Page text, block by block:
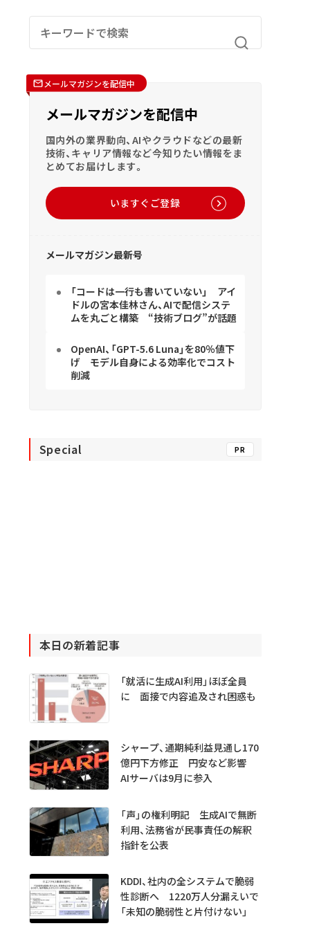
メールマガジンを配信中
メールマガジンを配信中
国内外の業界動向、AIやクラウドなどの最新
技術、キャリア情報など今知りたい情報をま
とめてお届けします。
いますぐご登録
メールマガジン最新号
「コードは一行も書いていない」 アイ
ドルの宮本佳林さん、AIで配信システ
ムを丸ごと構築 “技術ブログ”が話題
OpenAI、「GPT-5.6 Luna」を80％値下
げ モデル自身による効率化でコスト
削減
Special PR
本日の新着記事
「就活に生成AI利用」ほぼ全員
に 面接で内容追及され困惑も
シャープ、通期純利益見通し170
億円下方修正 円安など影響
AIサーバは9月に参入
「声」の権利明記 生成AIで無断
利用、法務省が民事責任の解釈
指針を公表
KDDI、社内の全システムで脆弱
性診断へ 1220万人分漏えいで
「未知の脆弱性と片付けない」